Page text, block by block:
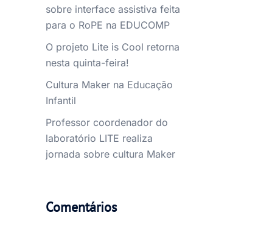
sobre interface assistiva feita
para o RoPE na EDUCOMP
O projeto Lite is Cool retorna
nesta quinta-feira!
Cultura Maker na Educação
Infantil
Professor coordenador do
laboratório LITE realiza
jornada sobre cultura Maker
Comentários